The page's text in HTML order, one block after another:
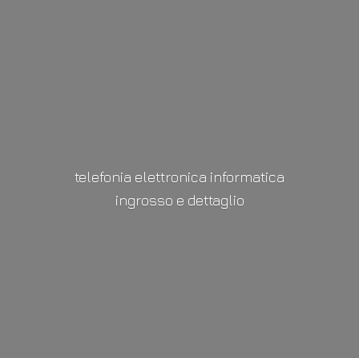
telefonia elettronica informatica
ingrosso e dettaglio